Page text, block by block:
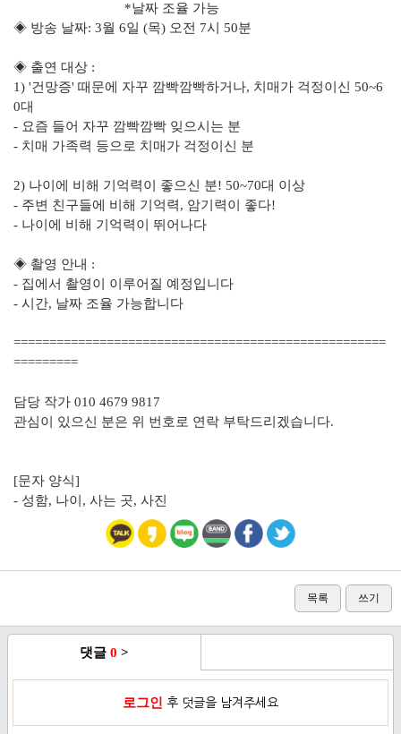
*날짜 조율 가능
◈ 방송 날짜: 3월 6일 (목) 오전 7시 50분
◈ 출연 대상 :
1) '건망증' 때문에 자꾸 깜빡깜빡하거나, 치매가 걱정이신 50~6
0대
- 요즘 들어 자꾸 깜빡깜빡 잊으시는 분
- 치매 가족력 등으로 치매가 걱정이신 분
2) 나이에 비해 기억력이 좋으신 분! 50~70대 이상
- 주변 친구들에 비해 기억력, 암기력이 좋다!
- 나이에 비해 기억력이 뛰어나다
◈ 촬영 안내 :
- 집에서 촬영이 이루어질 예정입니다
- 시간, 날짜 조율 가능합니다
====================================================
=========
담당 작가 010 4679 9817
관심이 있으신 분은 위 번호로 연락 부탁드리겠습니다.
[문자 양식]
- 성함, 나이, 사는 곳, 사진
목록 쓰기
댓글 0 >
로그인 후 덧글을 남겨주세요